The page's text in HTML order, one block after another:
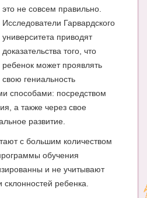
это не совсем правильно.
Исследователи Гарвардского
университета приводят
доказательства того, что
ребенок может проявлять
свою гениальность
способами: посредством
а также через свое
развитие.
с большим количеством
обучения
и не учитывают
ребенка.